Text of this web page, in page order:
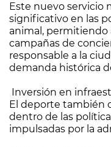
Este nuevo servicio
significativo en las
animal, permitiendo
campañas de
responsable a la
demanda histórica
Inversión en
El deporte también
dentro de las
impulsadas por la